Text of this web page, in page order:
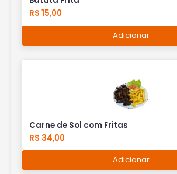
R$ 15,00
Adicionar
Carne de Sol com Fritas
R$ 34,00
Adicionar